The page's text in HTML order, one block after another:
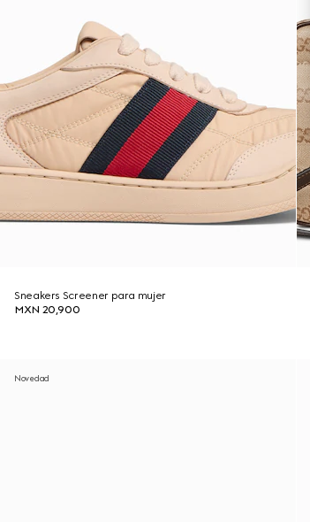
Sneakers Screener para mujer
MXN 20,900
Novedad